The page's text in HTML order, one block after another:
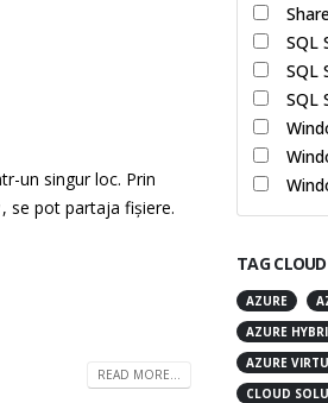
un singur loc. Prin
se pot partaja fișiere.
READ MORE...
SQL
SQL
SQL
TAG CLOUD
AZURE
AZURE
AZURE
CLOUD